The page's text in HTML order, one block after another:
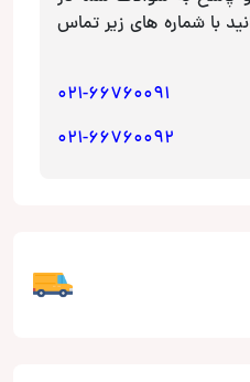
با شماره های زیر تماس
021-66760091
021-66760092